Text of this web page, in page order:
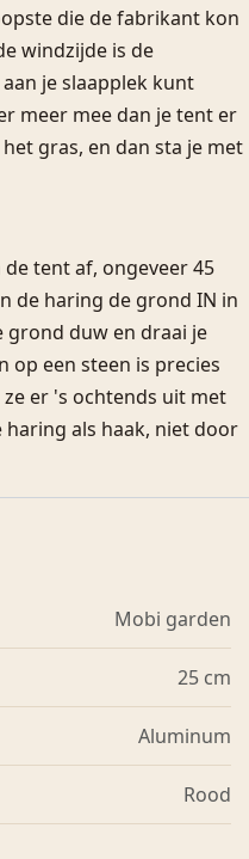
die de fabrikant kon
windzijde is de
je slaapplek kunt
meer mee dan je tent er
gras, en dan sta je met
tent af, ongeveer 45
de haring de grond IN in
grond duw en draai je
op een steen is precies
er 's ochtends uit met
haring als haak, niet door
Mobi garden
25 cm
Aluminum
Rood